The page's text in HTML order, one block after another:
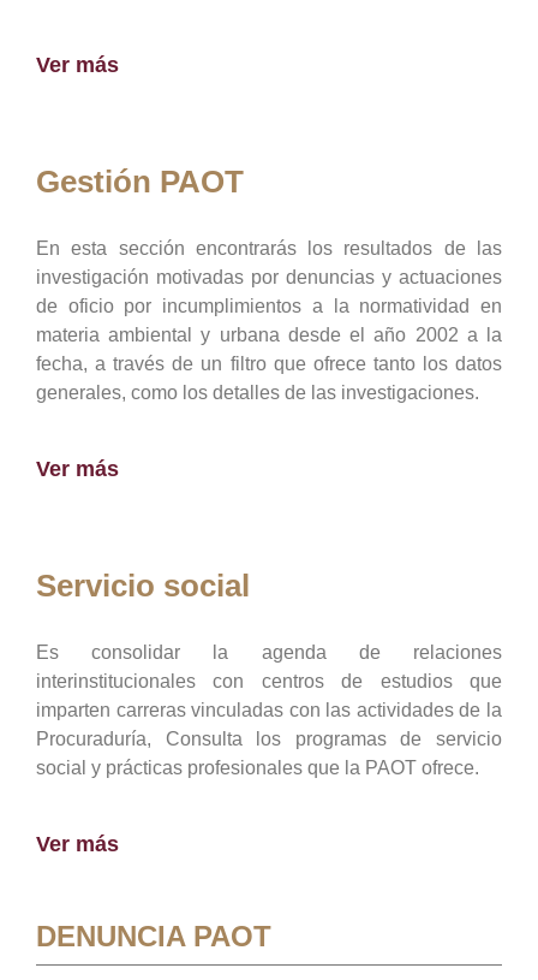
Ver más
Gestión PAOT
En esta sección encontrarás los resultados de las
investigación motivadas por denuncias y actuaciones
de oficio por incumplimientos a la normatividad en
materia ambiental y urbana desde el año 2002 a la
fecha, a través de un filtro que ofrece tanto los datos
generales, como los detalles de las investigaciones.
Ver más
Servicio social
Es consolidar la agenda de relaciones
interinstitucionales con centros de estudios que
imparten carreras vinculadas con las actividades de la
Procuraduría, Consulta los programas de servicio
social y prácticas profesionales que la PAOT ofrece.
Ver más
DENUNCIA PAOT